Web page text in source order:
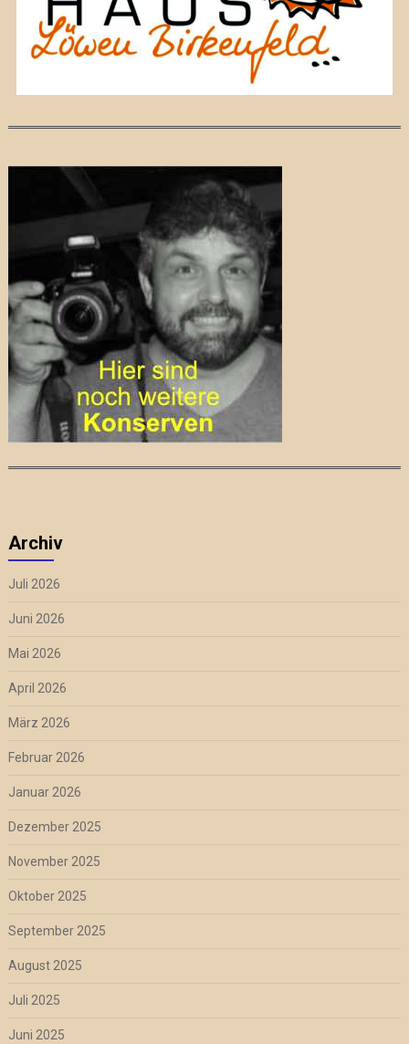
Archiv
Juli 2026
Juni 2026
Mai 2026
April 2026
März 2026
Februar 2026
Januar 2026
Dezember 2025
November 2025
Oktober 2025
September 2025
August 2025
Juli 2025
Juni 2025